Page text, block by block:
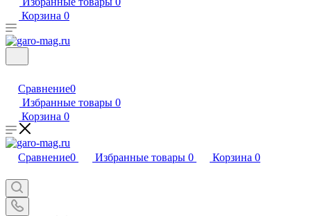
Корзина 0
Сравнение0
Избранные товары 0
Корзина 0
Сравнение0 Избранные товары 0 Корзина 0